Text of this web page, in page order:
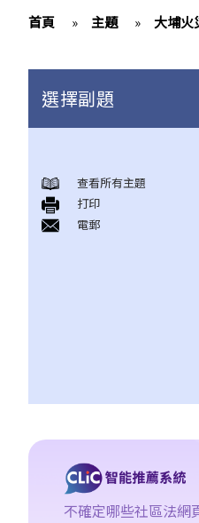
首頁 » 主題 » 大埔火
選擇副題
A. 火葬
B. 骨灰安置所（靈灰安置所）
C. 土葬
如何就人身傷害提出申索？
人身傷害訴訟所涉的法律程序
1. 申索信（原告人）及建設性
2. 傳訊令狀
查看所有主題
打印
電郵
不確定哪些社區法網